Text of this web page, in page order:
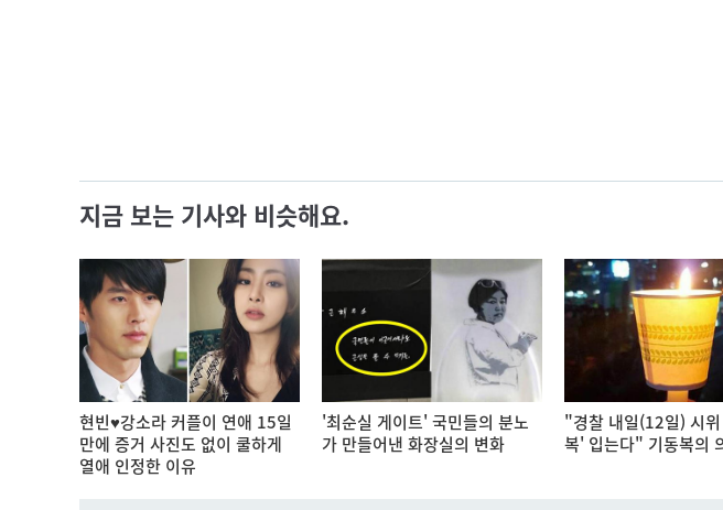
지금 보는 기사와 비슷해요.
현빈♥강소라 커플이 연애 15일
만에 증거 사진도 없이 쿨하게
열애 인정한 이유
'최순실 게이트' 국민들의 분노
가 만들어낸 화장실의 변화
"경찰 내일(12일) 시
복' 입는다" 기동복의